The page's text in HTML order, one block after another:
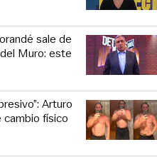
sale de
Muro: este
Arturo
físico